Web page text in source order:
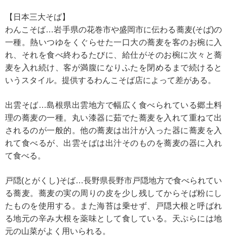
【日本三大そば】
わんこそば…岩手県の花巻市や盛岡市に伝わる蕎麦(そば)の
一種。熱いつゆをくぐらせた一口大の蕎麦を客のお椀に入
れ、それを食べ終わるたびに、給仕がそのお椀に次々と蕎
麦を入れ続け、客が満腹になりふたを閉めるまで続けると
いうスタイル。提供するわんこそば店によって差がある。
出雲そば…島根県出雲地方で幅広く食べられている郷土料
理の蕎麦の一種。丸い漆器に茹でた蕎麦を入れて重ねて出
されるのが一般的。他の蕎麦は出汁が入った器に蕎麦を入
れて食べるが、出雲そばは出汁そのものを蕎麦の器に入れ
て食べる。
戸隠(とがくし)そば…長野県長野市戸隠地方で食べられてい
る蕎麦。蕎麦の実の周りの皮を少し残してからそば粉にし
たものを使用する。また海苔は乗せず、戸隠大根と呼ばれ
る地元の辛み大根を薬味として食している。天ぷらには地
元の山菜がよく用いられる。